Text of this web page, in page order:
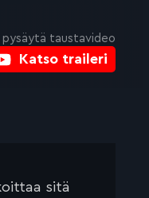
Katso traileri
pysäytä taustavideo
sitä